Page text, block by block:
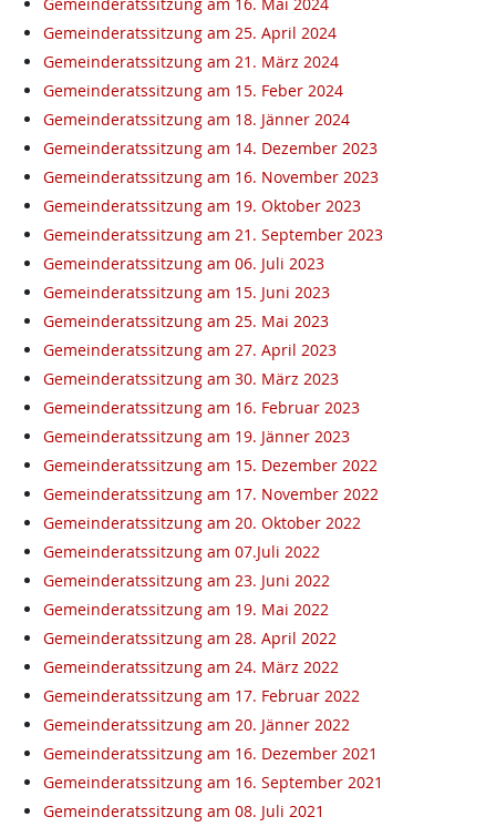
Gemeinderatssitzung am 25. April 2024
Gemeinderatssitzung am 21. März 2024
Gemeinderatssitzung am 15. Feber 2024
Gemeinderatssitzung am 18. Jänner 2024
Gemeinderatssitzung am 14. Dezember 2023
Gemeinderatssitzung am 16. November 2023
Gemeinderatssitzung am 19. Oktober 2023
Gemeinderatssitzung am 21. September 2023
Gemeinderatssitzung am 06. Juli 2023
Gemeinderatssitzung am 15. Juni 2023
Gemeinderatssitzung am 25. Mai 2023
Gemeinderatssitzung am 27. April 2023
Gemeinderatssitzung am 30. März 2023
Gemeinderatssitzung am 16. Februar 2023
Gemeinderatssitzung am 19. Jänner 2023
Gemeinderatssitzung am 15. Dezember 2022
Gemeinderatssitzung am 17. November 2022
Gemeinderatssitzung am 20. Oktober 2022
Gemeinderatssitzung am 07.Juli 2022
Gemeinderatssitzung am 23. Juni 2022
Gemeinderatssitzung am 19. Mai 2022
Gemeinderatssitzung am 28. April 2022
Gemeinderatssitzung am 24. März 2022
Gemeinderatssitzung am 17. Februar 2022
Gemeinderatssitzung am 20. Jänner 2022
Gemeinderatssitzung am 16. Dezember 2021
Gemeinderatssitzung am 16. September 2021
Gemeinderatssitzung am 08. Juli 2021